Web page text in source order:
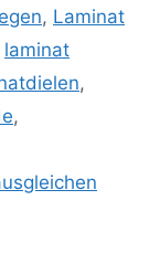
, Laminat
laminat
,
,